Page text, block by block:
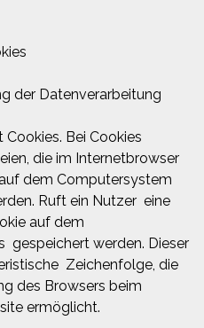
der Datenverarbeitung
Bei Cookies
die im Internetbrowser
dem Computersystem
Ruft ein Nutzer eine
auf dem
gespeichert werden. Dieser
Zeichenfolge, die
des Browsers beim
ermöglicht.